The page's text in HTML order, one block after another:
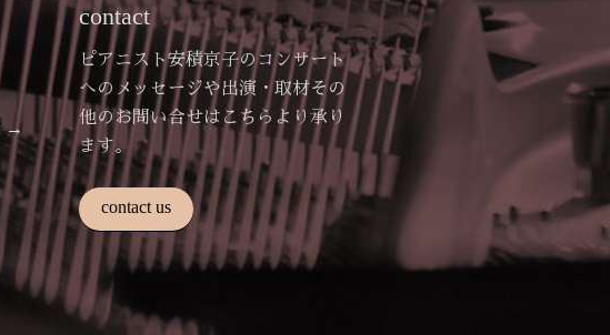
→
contact
ピアニスト安積京子のコンサート
へのメッセージや出演・取材その
他のお問い合せはこちらより承り
ます。
contact us